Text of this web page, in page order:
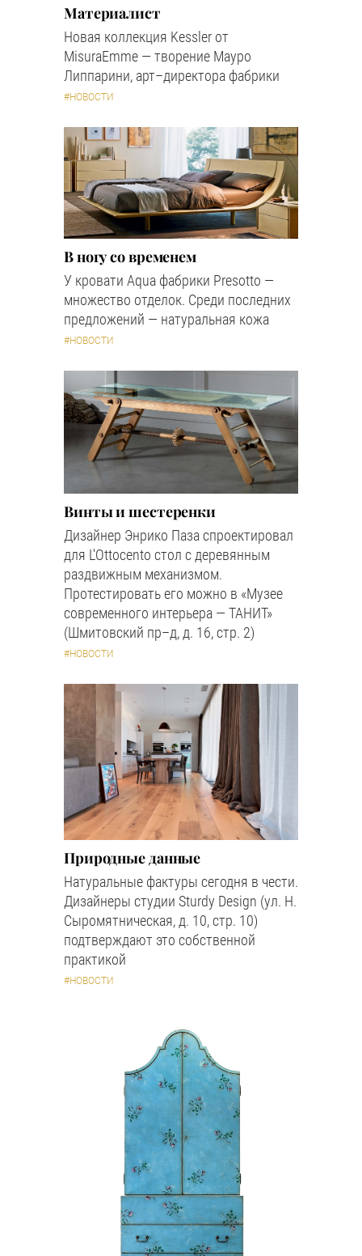
Материалист
Новая коллекция Kessler от
MisuraEmme — творение Мауро
Липпарини, арт–директора фабрики
#НОВОСТИ
В ногу со временем
У кровати Aqua фабрики Presotto —
множество отделок. Среди последних
предложений — натуральная кожа
#НОВОСТИ
Винты и шестеренки
Дизайнер Энрико Паза спроектировал
для L'Ottocento стол с деревянным
раздвижным механизмом.
Протестировать его можно в «Музее
современного интерьера — ТАНИТ»
(Шмитовский пр–д, д. 16, стр. 2)
#НОВОСТИ
Природные данные
Натуральные фактуры сегодня в чести.
Дизайнеры студии Sturdy Design (ул. Н.
Сыромятническая, д. 10, стр. 10)
подтверждают это собственной
практикой
#НОВОСТИ